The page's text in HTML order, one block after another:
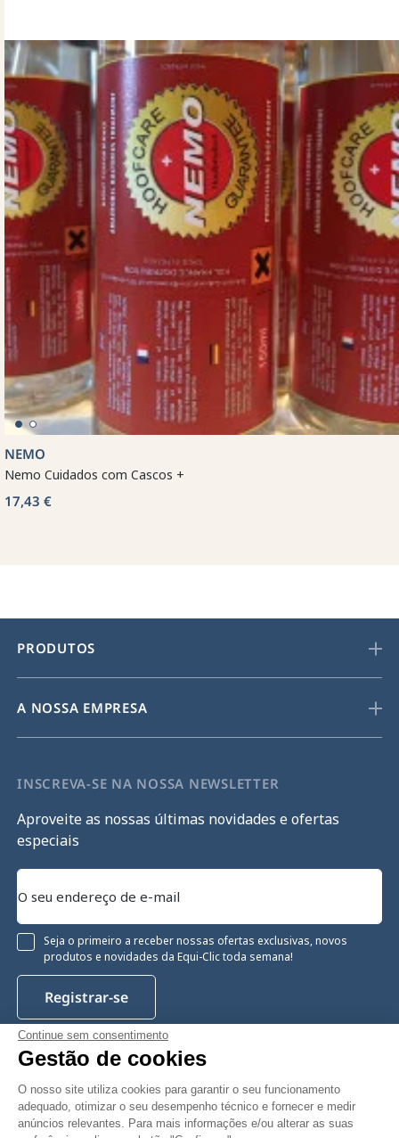
Continue sem consentimento
Gestão de cookies
O nosso site utiliza cookies para garantir o seu funcionamento
adequado, otimizar o seu desempenho técnico e fornecer e medir
anúncios relevantes. Para mais informações e/ou alterar as suas
NEMO
Nemo Cuidados com Cascos +
17,43 €
PRODUTOS
A NOSSA EMPRESA
INSCREVA-SE NA NOSSA NEWSLETTER
Aproveite as nossas últimas novidades e ofertas
especiais
Seja o primeiro a receber nossas ofertas exclusivas, novos
produtos e novidades da Equi-Clic toda semana!
Registrar-se
Facebook Twitter
YouTube
Pinterest
Instagram